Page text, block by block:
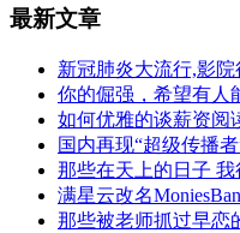
最新文章
新冠肺炎大流行,影
你的倔强，希望有人
如何优雅的谈薪资阅
国内再现“超级传播
那些在天上的日子 我
满星云改名
那些被老师抓过早恋